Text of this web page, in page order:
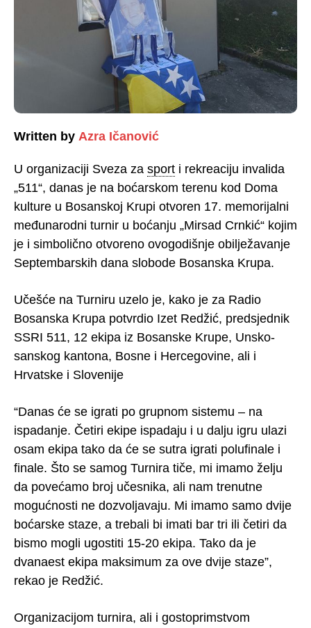
Written by Azra Ičanović
U organizaciji Sveza za sport i rekreaciju invalida
„511“, danas je na boćarskom terenu kod Doma
kulture u Bosanskoj Krupi otvoren 17. memorijalni
međunarodni turnir u boćanju „Mirsad Crnkić“ kojim
je i simbolično otvoreno ovogodišnje obilježavanje
Septembarskih dana slobode Bosanska Krupa.
Učešće na Turniru uzelo je, kako je za Radio
Bosanska Krupa potvrdio Izet Redžić, predsjednik
SSRI 511, 12 ekipa iz Bosanske Krupe, Unsko-
sanskog kantona, Bosne i Hercegovine, ali i
Hrvatske i Slovenije
“Danas će se igrati po grupnom sistemu – na
ispadanje. Četiri ekipe ispadaju i u dalju igru ulazi
osam ekipa tako da će se sutra igrati polufinale i
finale. Što se samog Turnira tiče, mi imamo želju
da povećamo broj učesnika, ali nam trenutne
mogućnosti ne dozvoljavaju. Mi imamo samo dvije
boćarske staze, a trebali bi imati bar tri ili četiri da
bismo mogli ugostiti 15-20 ekipa. Tako da je
dvanaest ekipa maksimum za ove dvije staze”,
rekao je Redžić.
Organizacijom turnira, ali i gostoprimstvom